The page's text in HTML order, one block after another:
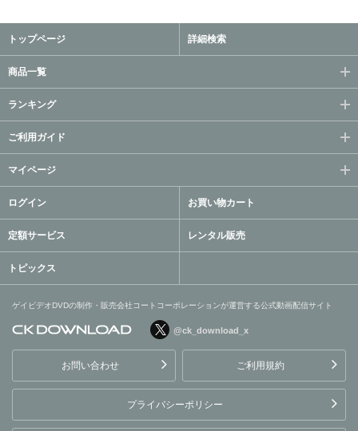
トップページ 詳細検索
商品一覧
ランキング
ご利用ガイド
マイページ
ログイン お買い物カート
定額サービス レンタル販売
トピックス
ゲイビデオDVDの制作・販売会社コートコーポレーションが運営する公式動画配信サイト
ョンが運営する公式動画配
信サイト
@ck_download_x
お問い合わせ ご利用規約
プライバシーポリシー